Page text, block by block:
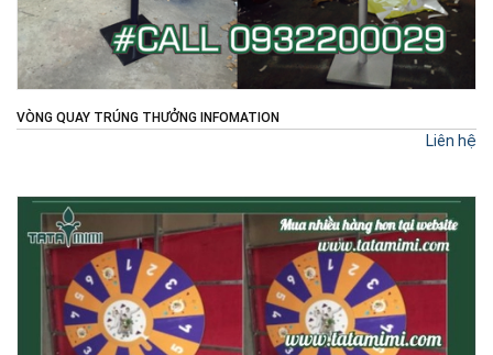
​​​​​​​VÒNG QUAY TRÚNG THƯỞNG INFOMATION
Liên hệ